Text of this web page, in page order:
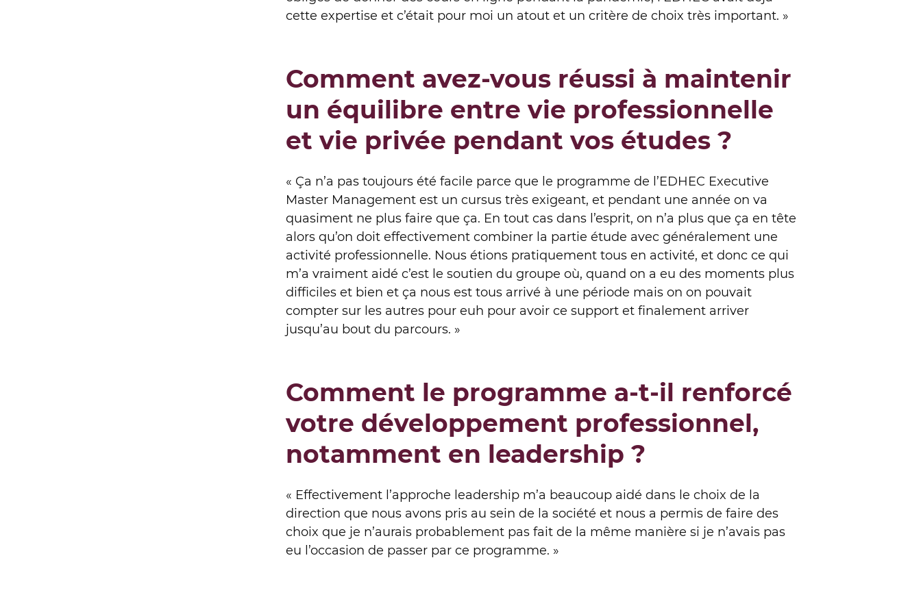
cette expertise et c’était pour moi un atout et un critère de choix très important. »
Comment avez-vous réussi à maintenir
un équilibre entre vie professionnelle
et vie privée pendant vos études ?
« Ça n’a pas toujours été facile parce que le programme de l’EDHEC Executive
Master Management est un cursus très exigeant, et pendant une année on va
quasiment ne plus faire que ça. En tout cas dans l’esprit, on n’a plus que ça en tête
alors qu’on doit effectivement combiner la partie étude avec généralement une
activité professionnelle. Nous étions pratiquement tous en activité, et donc ce qui
m’a vraiment aidé c’est le soutien du groupe où, quand on a eu des moments plus
difficiles et bien et ça nous est tous arrivé à une période mais on on pouvait
compter sur les autres pour euh pour avoir ce support et finalement arriver
jusqu’au bout du parcours. »
Comment le programme a-t-il renforcé
votre développement professionnel,
notamment en leadership ?
« Effectivement l’approche leadership m’a beaucoup aidé dans le choix de la
direction que nous avons pris au sein de la société et nous a permis de faire des
choix que je n’aurais probablement pas fait de la même manière si je n’avais pas
eu l’occasion de passer par ce programme. »